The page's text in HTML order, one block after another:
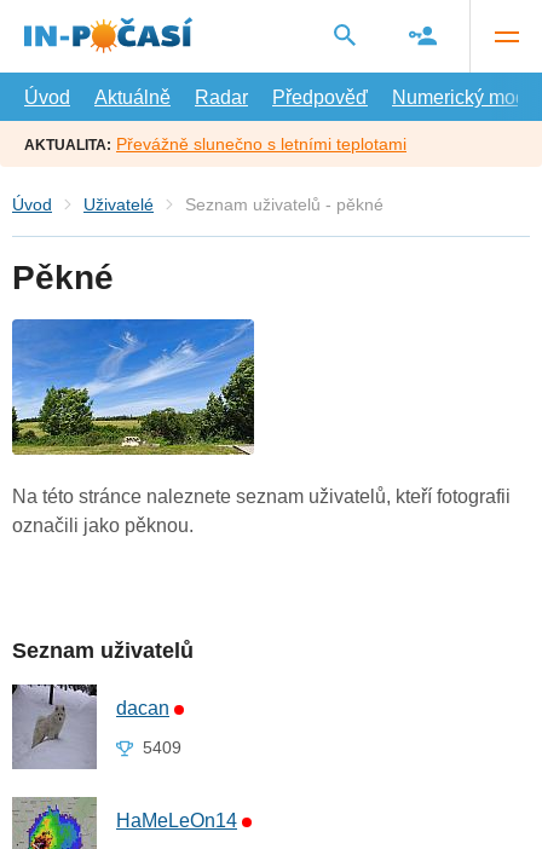
hlavní
Úvod
Aktuálně Radar Předpověď Numerický model
AKTUALITA: Převážně slunečno s letními teplotami
Úvod Uživatelé Seznam uživatelů - pěkné
Pěkné
Na této stránce naleznete seznam uživatelů, kteří fotografii
označili jako pěknou.
Seznam uživatelů
dacan
5409
HaMeLeOn14